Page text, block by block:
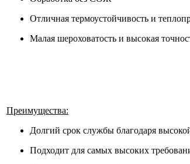
Отличная термоустойчивость и
Малая шероховатость и высокая
Преимущества:
Долгий срок службы благодаря
Подходит для самых высоких